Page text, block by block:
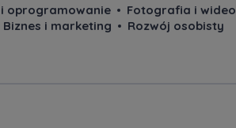
i oprogramowanie Fotografia i wideo
Biznes i marketing
Rozwój osobisty